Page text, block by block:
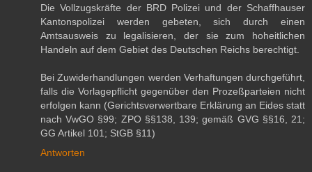
Die Vollzugskräfte der BRD Polizei und der Schaffhauser
Kantonspolizei werden gebeten, sich durch einen
Amtsausweis zu legalisieren, der sie zum hoheitlichen
Handeln auf dem Gebiet des Deutschen Reichs berechtigt.
Bei Zuwiderhandlungen werden Verhaftungen durchgeführt,
falls die Vorlagepflicht gegenüber den Prozeßparteien nicht
erfolgen kann (Gerichtsverwertbare Erklärung an Eides statt
nach VwGO §99; ZPO §§138, 139; gemäß GVG §§16, 21;
GG Artikel 101; StGB §11)
Antworten